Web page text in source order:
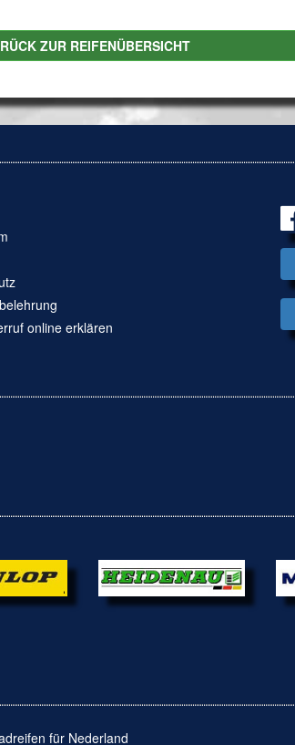
ZUR REIFENÜBERSICHT
online erklären
für Nederland